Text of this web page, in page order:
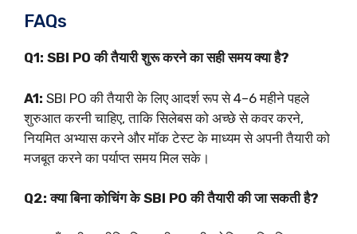
FAQs
Q1: SBI PO की तैयारी शुरू करने का सही समय क्या है?
A1: SBI PO की तैयारी के लिए आदर्श रूप से 4–6 महीने पहले
शुरुआत करनी चाहिए, ताकि सिलेबस को अच्छे से कवर करने,
नियमित अभ्यास करने और मॉक टेस्ट के माध्यम से अपनी तैयारी को
मजबूत करने का पर्याप्त समय मिल सके।
Q2: क्या बिना कोचिंग के SBI PO की तैयारी की जा सकती है?